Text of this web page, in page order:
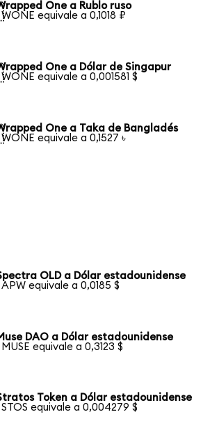
One a Rublo ruso
WONE equivale a 0,1018 ₽
One a Dólar de Singapur
WONE equivale a 0,001581 $
One a Taka de Bangladés
WONE equivale a 0,1527 ৳
OLD a Dólar estadounidense
APW equivale a 0,0185 $
DAO a Dólar estadounidense
MUSE equivale a 0,3123 $
Token a Dólar estadounidense
STOS equivale a 0,004279 $